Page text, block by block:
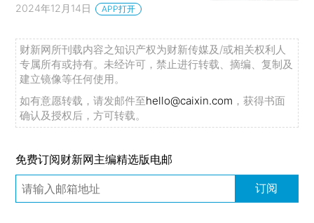
2024年12月14日 APP打开
财新网所刊载内容之知识产权为财新传媒及/或相关权利人
专属所有或持有。未经许可，禁止进行转载、摘编、复制及
建立镜像等任何使用。
如有意愿转载，请发邮件至hello@caixin.com ，获得书面
确认及授权后，方可转载。
免费订阅财新网主编精选版电邮
订阅